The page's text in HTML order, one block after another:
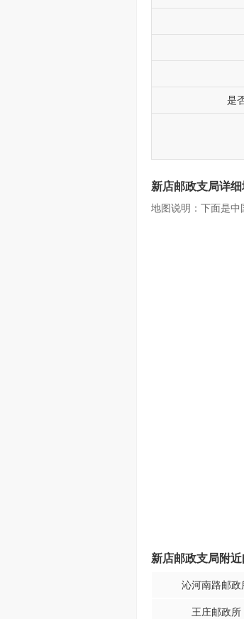
是
新店邮政支局详
地图说明：下面是中
新店邮政支局附
沁河南路邮政
王庄邮政所